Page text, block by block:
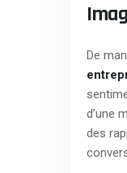
De
d’une
des